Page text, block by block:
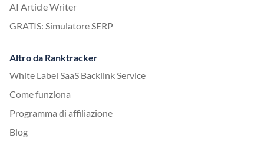
AI Article Writer
GRATIS: Simulatore SERP
Altro da Ranktracker
White Label SaaS Backlink Service
Come funziona
Programma di affiliazione
Blog